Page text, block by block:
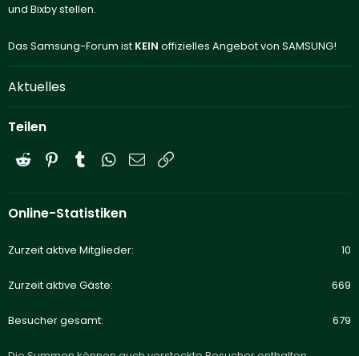
und Bixby stellen.
Das Samsung-Forum ist KEIN offizielles Angebot von SAMSUNG!
Aktuelles
Teilen
Reddit PinterestTumblrWhatsApp
E-Mail
Online-Statistiken
Zurzeit aktive Mitglieder 10
Zurzeit aktive Gäste 669
Besucher gesamt 679